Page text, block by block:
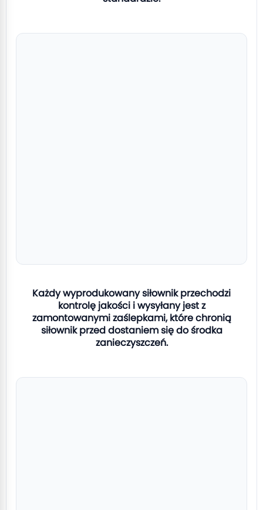
Każdy wyprodukowany siłownik przechodzi
kontrolę jakości i wysyłany jest z
zamontowanymi zaślepkami, które chronią
siłownik przed dostaniem się do środka
zanieczyszczeń.